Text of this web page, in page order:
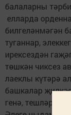
балаларны
елларда
билгеләнмәгән
туганнар,
ирексездән
төшкән чиксез
лаеклы күтәрә
башкалар
генә, тешләрен